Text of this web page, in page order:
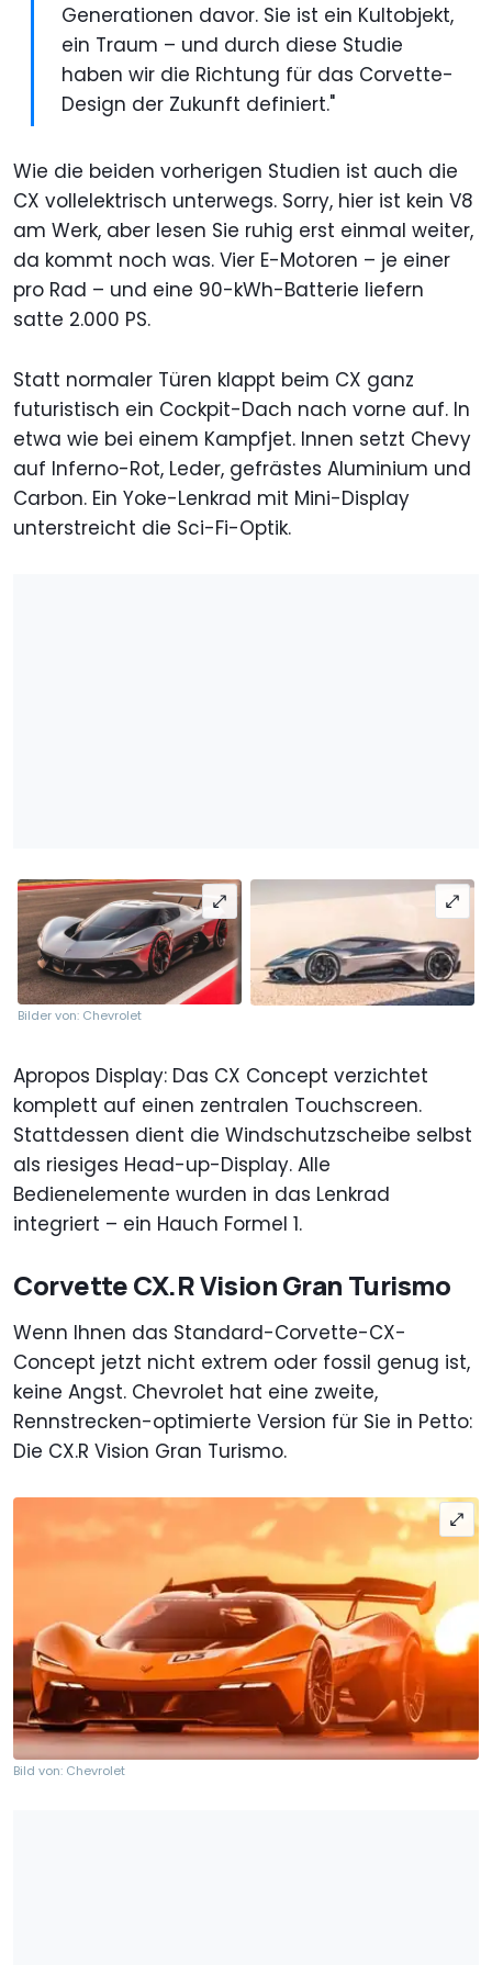
Generationen davor. Sie ist ein Kultobjekt,
ein Traum – und durch diese Studie
haben wir die Richtung für das Corvette-
Design der Zukunft definiert."
Wie die beiden vorherigen Studien ist auch die
CX vollelektrisch unterwegs. Sorry, hier ist kein V8
am Werk, aber lesen Sie ruhig erst einmal weiter,
da kommt noch was. Vier E-Motoren – je einer
pro Rad – und eine 90-kWh-Batterie liefern
satte 2.000 PS.
Statt normaler Türen klappt beim CX ganz
futuristisch ein Cockpit-Dach nach vorne auf. In
etwa wie bei einem Kampfjet. Innen setzt Chevy
auf Inferno-Rot, Leder, gefrästes Aluminium und
Carbon. Ein Yoke-Lenkrad mit Mini-Display
unterstreicht die Sci-Fi-Optik.
Bilder von: Chevrolet
Apropos Display: Das CX Concept verzichtet
komplett auf einen zentralen Touchscreen.
Stattdessen dient die Windschutzscheibe selbst
als riesiges Head-up-Display. Alle
Bedienelemente wurden in das Lenkrad
integriert – ein Hauch Formel 1.
Corvette CX.R Vision Gran Turismo
Wenn Ihnen das Standard-Corvette-CX-
Concept jetzt nicht extrem oder fossil genug ist,
keine Angst. Chevrolet hat eine zweite,
Rennstrecken-optimierte Version für Sie in Petto:
Die CX.R Vision Gran Turismo.
Bild von: Chevrolet